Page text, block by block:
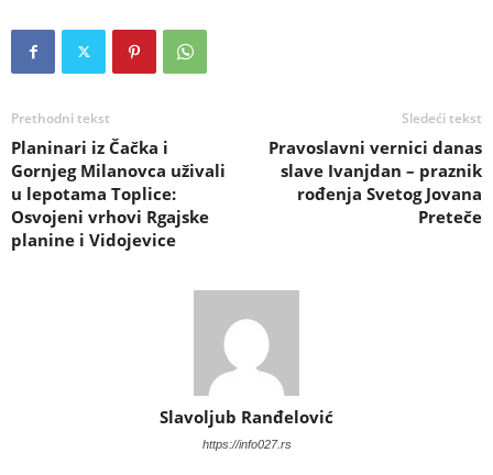
Prethodni tekst
Planinari iz Čačka i
Gornjeg Milanovca uživali
u lepotama Toplice:
Osvojeni vrhovi Rgajske
planine i Vidojevice
Sledeći tekst
Pravoslavni vernici danas
slave Ivanjdan – praznik
rođenja Svetog Jovana
Preteče
Slavoljub Ranđelović
https://info027.rs